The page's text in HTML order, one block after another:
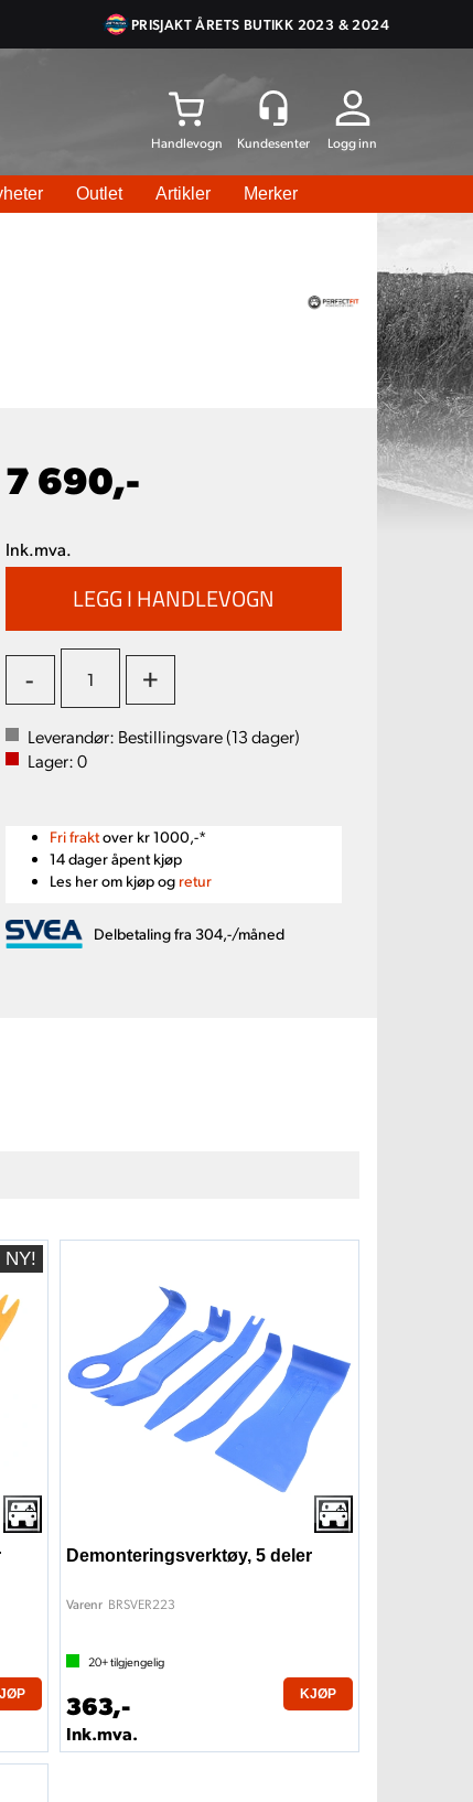
PRISJAKT ÅRETS BUTIKK 2023 & 2024
Logg inn
Outlet Artikler Merker
7 690,-
Ink.mva.
- +
Leverandør: Bestillingsvare (13dager)
Lager:0
Fri fraktover kr 1000,-*
14 dager åpent kjøp
Les her om kjøp og retur
Delbetaling fra 304,-/måned
Demonteringsverktøy, 5 deler
Varenr BRSVER223
20+tilgjengelig
363,-
Ink.mva.
KJØP